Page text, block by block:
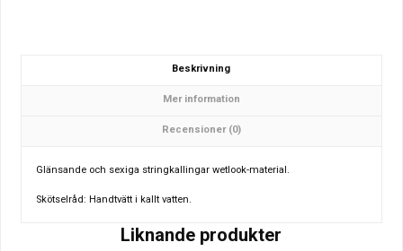
Beskrivning
Mer information
Recensioner (0)
Glänsande och sexiga stringkallingar wetlook-material.
Skötselråd: Handtvätt i kallt vatten.
Liknande produkter